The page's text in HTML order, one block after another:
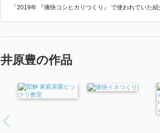
「2019年 『痛快コシヒカリつくり』 で使われていた
井原豊の作品